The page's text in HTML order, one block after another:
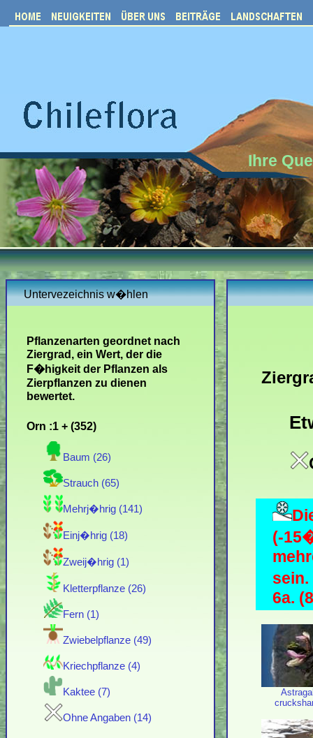
Ihre
Untervezeichnis w�hlen
Pflanzenarten geordnet nach
Ziergrad, ein Wert, der die
F�higkeit der Pflanzen als
Zierpflanzen zu dienen
bewertet.
Orn :1 + (352)
Baum (26)
Strauch (65)
Mehrj�hrig (141)
Einj�hrig (18)
Zweij�hrig (1)
Kletterpflanze (26)
Fern (1)
Zwiebelpflanze (49)
Kriechpflanze (4)
Kaktee (7)
Ohne Angaben (14)
(-
6a.